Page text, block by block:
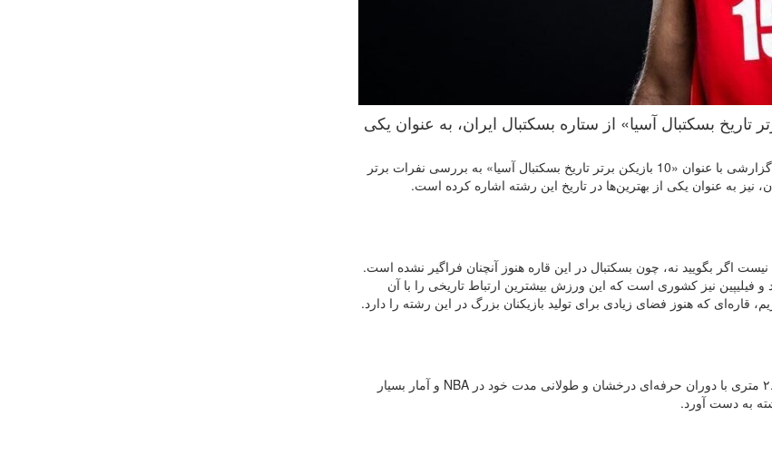
در گزارشی با عنوان «10 بازیکن برتر تاریخ بسکتبال آسیا» از ستاره بسکتبال ایران، به عنوان یکی
به گزارش روابط عمومی فدراسیون بسکتبال، سایت آسیا بسکت در گزارشی با عنوان «10 بازیکن برتر تاریخ بسکتبال آسیا» به بررسی نفرات برتر
نیز به عنوان یکی از بهترین‌ها در تاریخ این رشته اشاره کرده است.
نیست اگر بگویید نه، چون بسکتبال در این قاره هنوز آنچنان فراگیر نشده است.
فیلیپین نیز کشوری است که این ورزش بیشترین ارتباط تاریخی را با آن
قاره‌ای که هنوز فضای زیادی برای تولید بازیکنان بزرگ در این رشته را دارد.
در صدر این فهرست، بدون شک یائو مینگ قرار دارد. این غول قد ۲.۲۹ متری با دوران حرفه‌ای درخشان و طولانی مدت خود در NBA و آمار بسیار
به دست آورد.